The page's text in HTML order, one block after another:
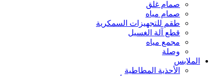
صمام غلق
صمام مياه
طقم للتجهيزات السمكرية
قطع آلة الغسيل
مجمع مياه
وصلة
الملابس
الأحذية المطاطية